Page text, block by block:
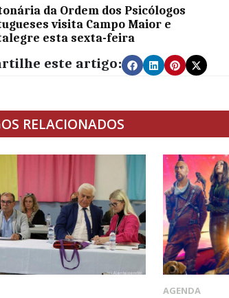
da Ordem dos Psicólogos
visita Campo Maior e
esta sexta-feira
este artigo:
RELACIONADOS
AGENDA